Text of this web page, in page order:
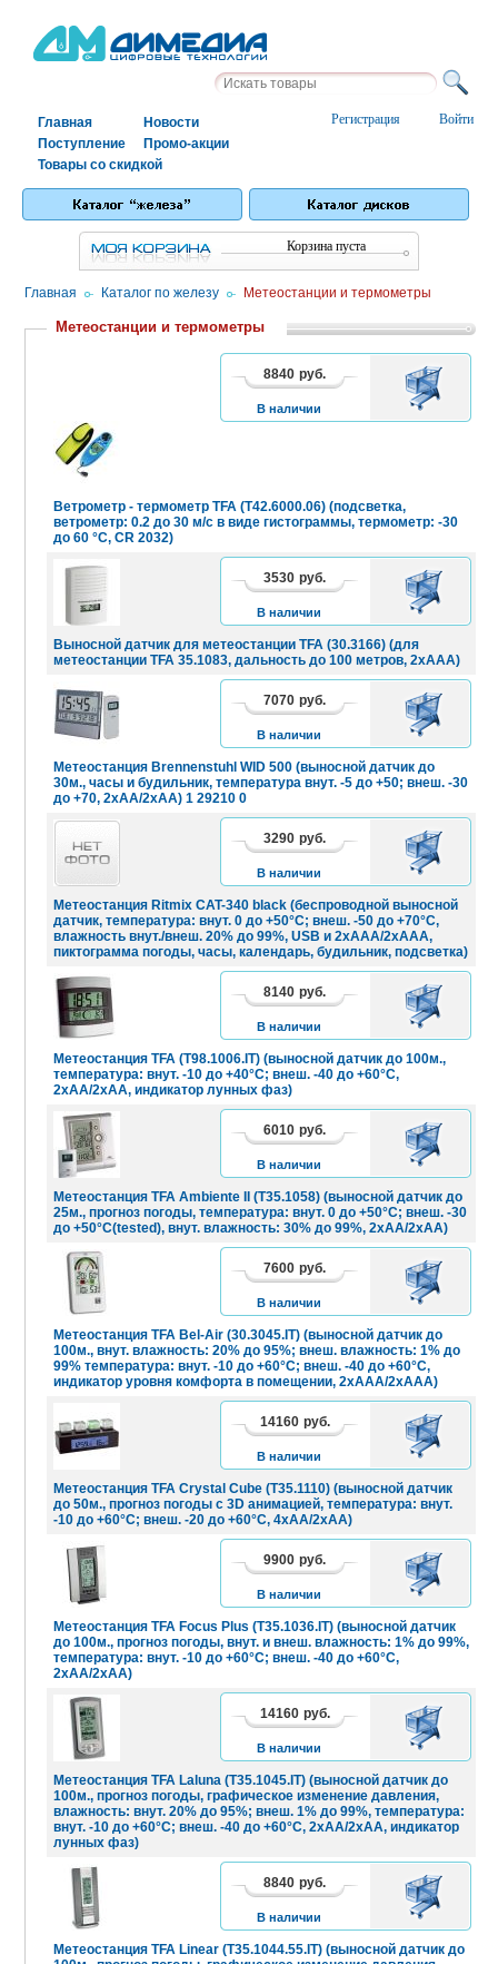
Войти
Регистрация
Главная
Новости
Поступление
Промо-акции
Товары со скидкой
Корзина пуста
Главная / Каталог по железу / Метеостанции и термометры
Метеостанции и термометры
1 2 3
Ветрометр - термометр TFA (T42.6000.06) (подсветка,
ветрометр: 0.2 до 30 м/с в виде гистограммы, термометр: -30
до 60 °C, CR 2032)
8840 руб.
В наличии
В
КОРЗИНУ
Выносной датчик для метеостанции TFA (30.3166) (для
метеостанции TFA 35.1083, дальность до 100 метров, 2xAAA)
3530 руб.
В наличии
В
КОРЗИНУ
Метеостанция Brennenstuhl WID 500 (выносной датчик до
30м., часы и будильник, температура внут. -5 до +50; внеш. -30
до +70, 2xAA/2xAA) 1 29210 0
7070 руб.
В наличии
В
КОРЗИНУ
Метеостанция Ritmix CAT-340 black (беспроводной выносной
датчик, температура: внут. 0 до +50°C; внеш. -50 до +70°C,
влажность внут./внеш. 20% до 99%, USB и 2хAAA/2хAAA,
пиктограмма погоды, часы, календарь, будильник, подсветка)
3290 руб.
В наличии
В
КОРЗИНУ
Метеостанция TFA (T98.1006.IT) (выносной датчик до 100м.,
температура: внут. -10 до +40°C; внеш. -40 до +60°C,
2хАА/2xAA, индикатор лунных фаз)
8140 руб.
В наличии
В
КОРЗИНУ
Метеостанция TFA Ambiente II (T35.1058) (выносной датчик до
25м., прогноз погоды, температура: внут. 0 до +50°C; внеш. -30
до +50°C(tested), внут. влажность: 30% до 99%, 2хАА/2xAA)
6010 руб.
В наличии
В
КОРЗИНУ
Метеостанция TFA Bel-Air (30.3045.IT) (выносной датчик до
100м., внут. влажность: 20% до 95%; внеш. влажность: 1% до
99% температура: внут. -10 до +60°C; внеш. -40 до +60°C,
индикатор уровня комфорта в помещении, 2хААA/2xАAA)
7600 руб.
В наличии
В
КОРЗИНУ
Метеостанция TFA Crystal Cube (T35.1110) (выносной датчик
до 50м., прогноз погоды с 3D анимацией, температура: внут.
-10 до +60°C; внеш. -20 до +60°C, 4хАА/2xAA)
14160 руб.
В наличии
В
КОРЗИНУ
Метеостанция TFA Focus Plus (T35.1036.IT) (выносной датчик
до 100м., прогноз погоды, внут. и внеш. влажность: 1% до 99%,
температура: внут. -10 до +60°C; внеш. -40 до +60°C,
2хАА/2xAA)
9900 руб.
В наличии
В
КОРЗИНУ
Метеостанция TFA Laluna (T35.1045.IT) (выносной датчик до
100м., прогноз погоды, графическое изменение давления,
влажность: внут. 20% до 95%; внеш. 1% до 99%, температура:
внут. -10 до +60°C; внеш. -40 до +60°C, 2хАА/2xAA, индикатор
лунных фаз)
14160 руб.
В наличии
В
КОРЗИНУ
Метеостанция TFA Linear (T35.1044.55.IT) (выносной датчик до
8840 руб.
В наличии
В
КОРЗИНУ